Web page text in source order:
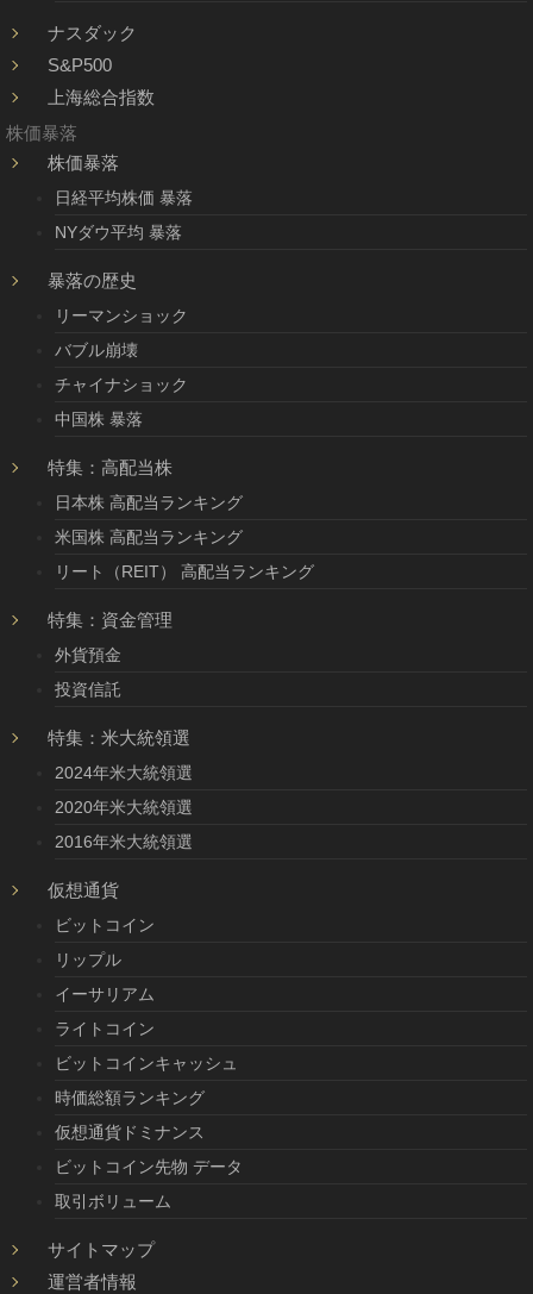
ナスダック
S&P500
上海総合指数
株価暴落
株価暴落
日経平均株価 暴落
NYダウ平均 暴落
暴落の歴史
リーマンショック
バブル崩壊
チャイナショック
中国株 暴落
特集：高配当株
日本株 高配当ランキング
米国株 高配当ランキング
リート（REIT） 高配当ランキング
特集：資金管理
外貨預金
投資信託
特集：米大統領選
2024年米大統領選
2020年米大統領選
2016年米大統領選
仮想通貨
ビットコイン
リップル
イーサリアム
ライトコイン
ビットコインキャッシュ
時価総額ランキング
仮想通貨ドミナンス
ビットコイン先物 データ
取引ボリューム
サイトマップ
運営者情報